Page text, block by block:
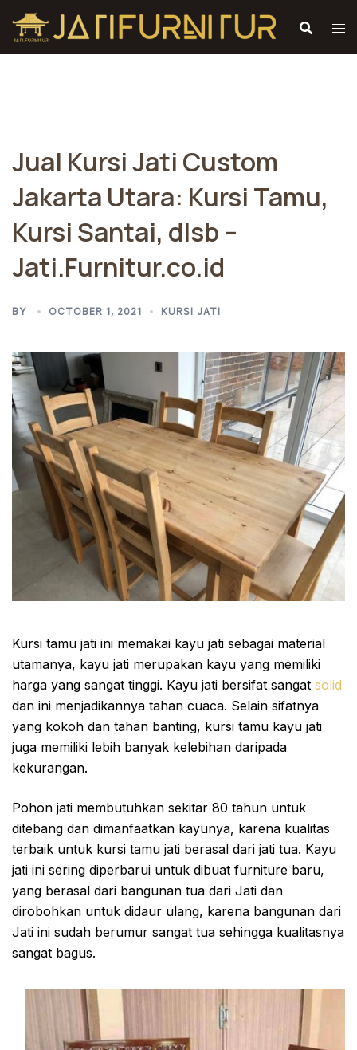
Skip
content
Jual Kursi Jati Custom
Jakarta Utara: Kursi Tamu,
Kursi Santai, dlsb –
Jati.Furnitur.co.id
BY OCTOBER 1, 2021 KURSI JATI
Kursi tamu jati ini memakai kayu jati sebagai material
utamanya, kayu jati merupakan kayu yang memiliki
harga yang sangat tinggi. Kayu jati bersifat sangat solid
dan ini menjadikannya tahan cuaca. Selain sifatnya
yang kokoh dan tahan banting, kursi tamu kayu jati
juga memiliki lebih banyak kelebihan daripada
kekurangan.
Pohon jati membutuhkan sekitar 80 tahun untuk
ditebang dan dimanfaatkan kayunya, karena kualitas
terbaik untuk kursi tamu jati berasal dari jati tua. Kayu
jati ini sering diperbarui untuk dibuat furniture baru,
yang berasal dari bangunan tua dari Jati dan
dirobohkan untuk didaur ulang, karena bangunan dari
Jati ini sudah berumur sangat tua sehingga kualitasnya
sangat bagus.